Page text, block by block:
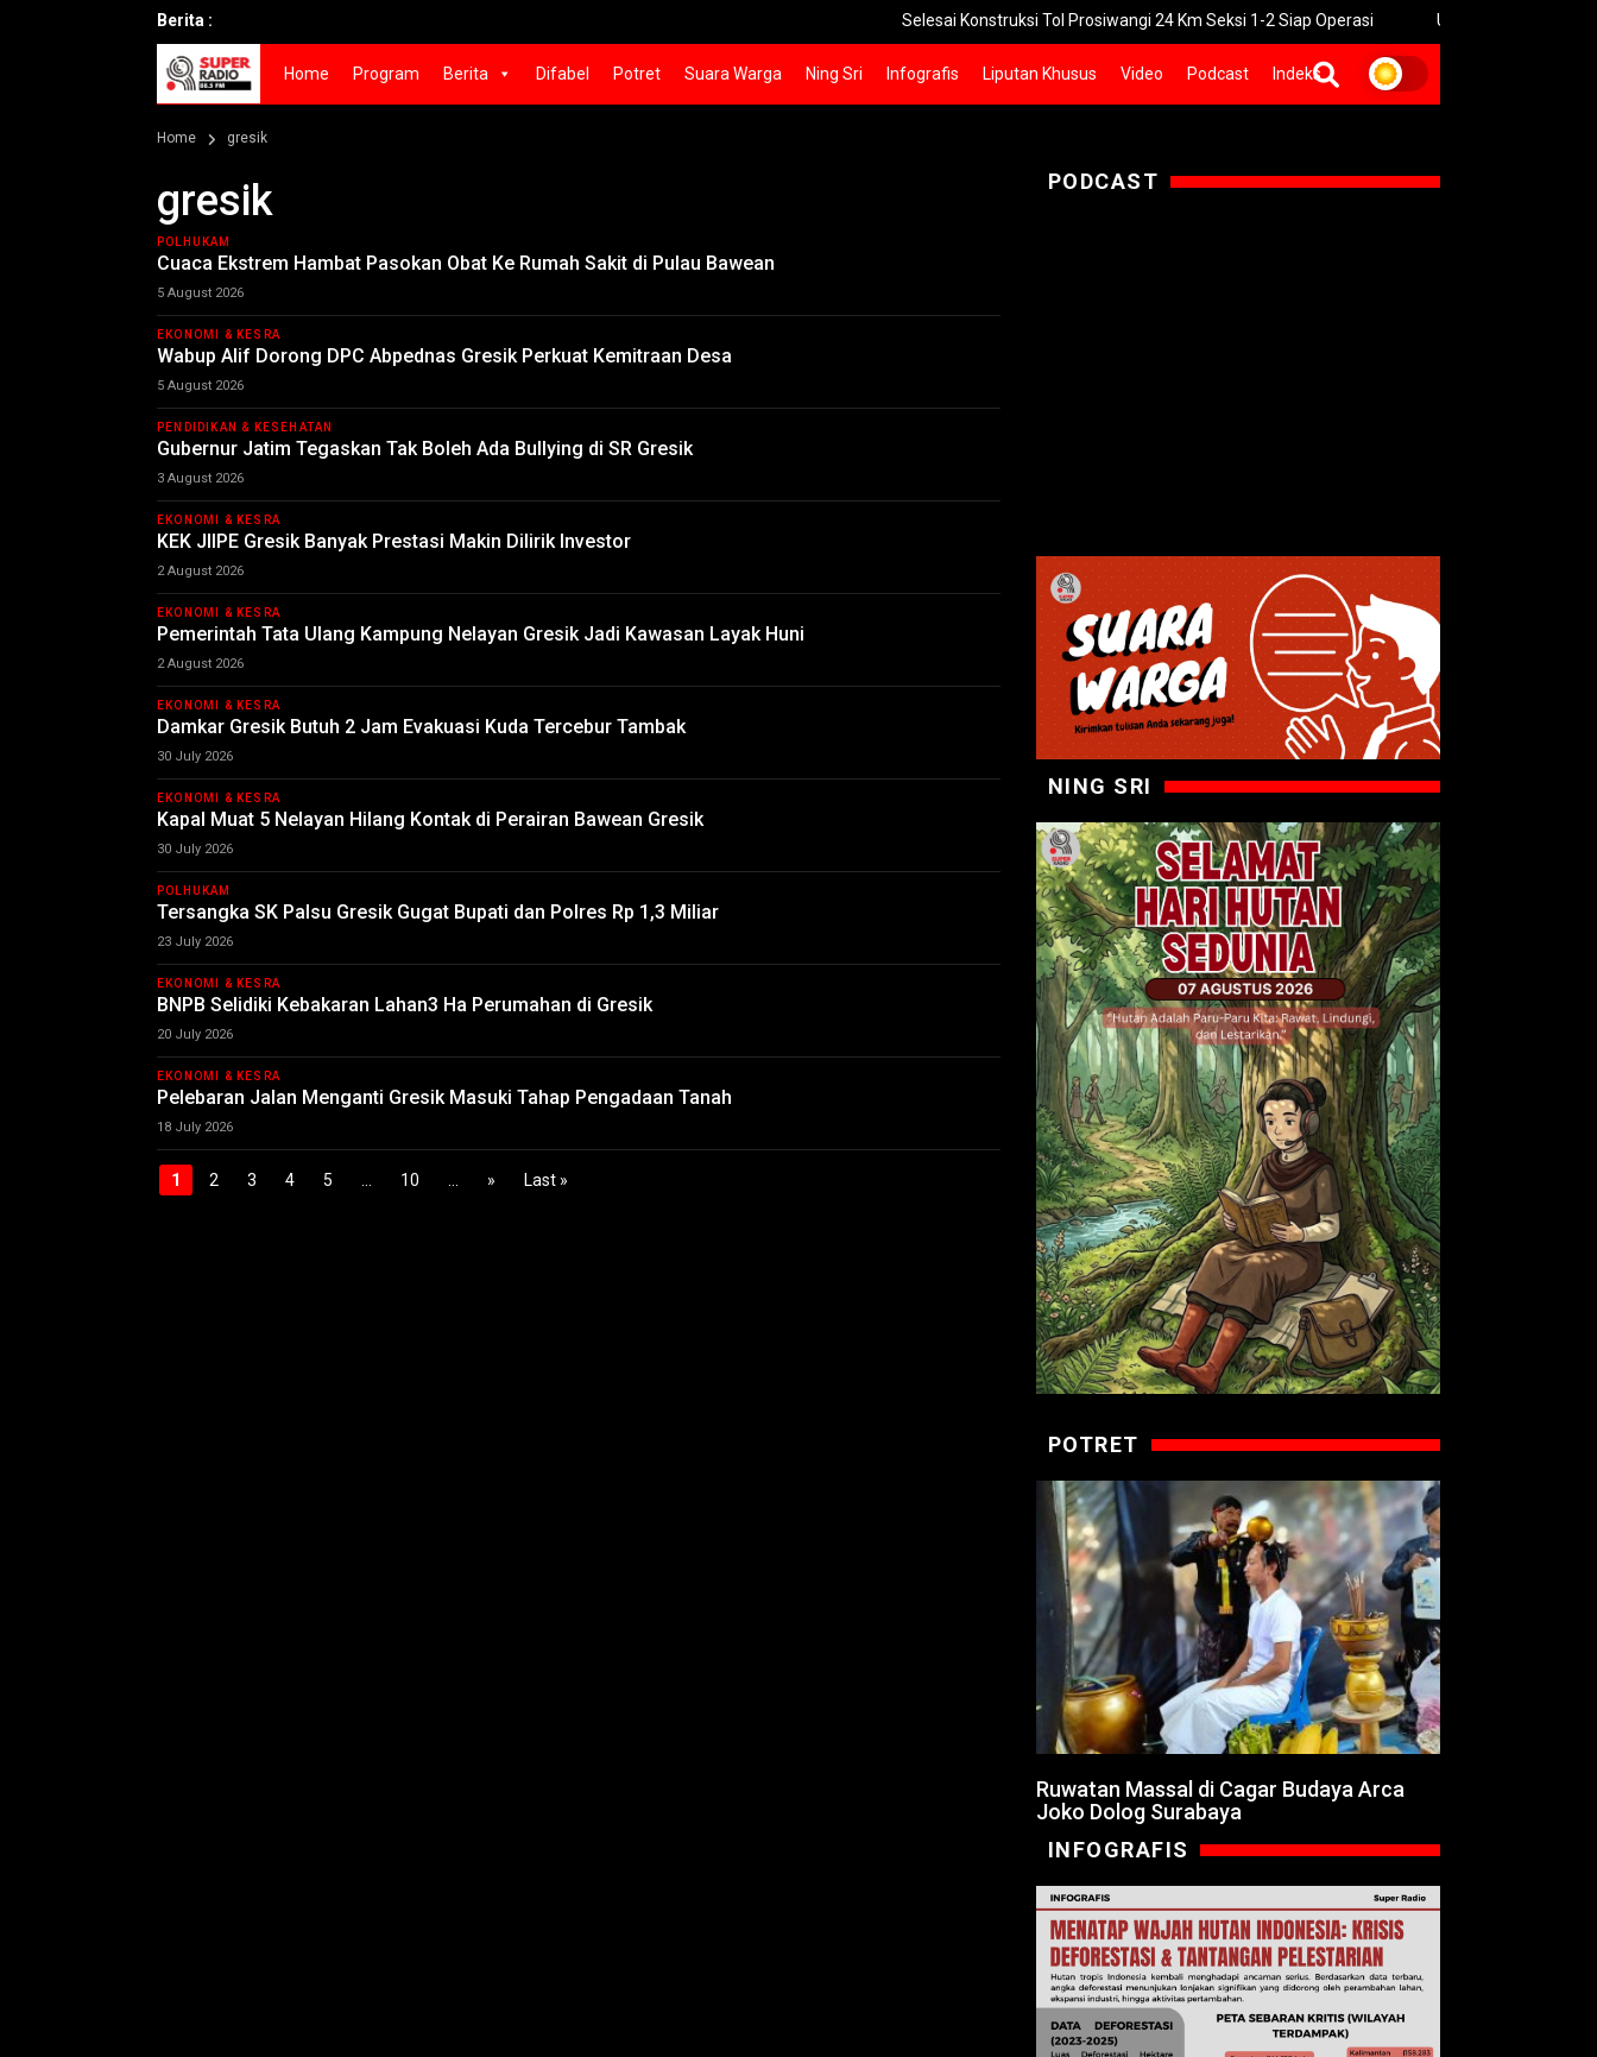
Berita : Selesai Konstruksi Tol Prosiwangi 24 Km Seksi 1-2 Siap Operasi UNGU Rilis Video Musik “Utara-
Home Program Berita Difabel Potret Suara Warga Ning Sri Infografis Liputan Khusus Video Podcast Indeks
Home gresik
gresik
POLHUKAM
Cuaca Ekstrem Hambat Pasokan Obat Ke Rumah Sakit di Pulau Bawean
5 August 2026
EKONOMI & KESRA
Wabup Alif Dorong DPC Abpednas Gresik Perkuat Kemitraan Desa
5 August 2026
PENDIDIKAN & KESEHATAN
Gubernur Jatim Tegaskan Tak Boleh Ada Bullying di SR Gresik
3 August 2026
EKONOMI & KESRA
KEK JIIPE Gresik Banyak Prestasi Makin Dilirik Investor
2 August 2026
EKONOMI & KESRA
Pemerintah Tata Ulang Kampung Nelayan Gresik Jadi Kawasan Layak Huni
2 August 2026
EKONOMI & KESRA
Damkar Gresik Butuh 2 Jam Evakuasi Kuda Tercebur Tambak
30 July 2026
EKONOMI & KESRA
Kapal Muat 5 Nelayan Hilang Kontak di Perairan Bawean Gresik
30 July 2026
POLHUKAM
Tersangka SK Palsu Gresik Gugat Bupati dan Polres Rp 1,3 Miliar
23 July 2026
EKONOMI & KESRA
BNPB Selidiki Kebakaran Lahan3 Ha Perumahan di Gresik
20 July 2026
EKONOMI & KESRA
Pelebaran Jalan Menganti Gresik Masuki Tahap Pengadaan Tanah
18 July 2026
1 2 3 4 5 10 » Last »
PODCAST
NING SRI
POTRET
Ruwatan Massal di Cagar Budaya Arca
Joko Dolog Surabaya
INFOGRAFIS